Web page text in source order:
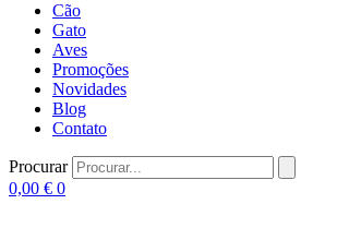
Cão
Gato
Aves
Promoções
Novidades
Blog
Contato
Procurar
0,00 € 0